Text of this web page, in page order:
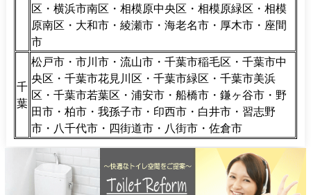
区・横浜市南区・相模原中央区・相模原緑区・相模
原南区・大和市・綾瀬市・海老名市・厚木市・座間
市
千
葉
松戸市・市川市・流山市・千葉市稲毛区・千葉市中
央区・千葉市花見川区・千葉市緑区・千葉市美浜
区・千葉市若葉区・浦安市・船橋市・鎌ヶ谷市・野
田市・柏市・我孫子市・印西市・白井市・習志野
市・八千代市・四街道市・八街市・佐倉市